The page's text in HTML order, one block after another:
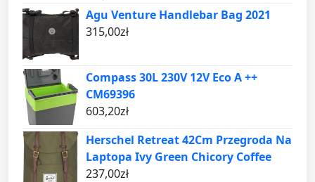
Agu Venture Handlebar Bag 2021
315,00zł
Compass 30L 230V 12V Eco A ++
CM69396
603,20zł
Herschel Retreat 42Cm Przegroda Na
Laptopa Ivy Green Chicory Coffee
237,00zł